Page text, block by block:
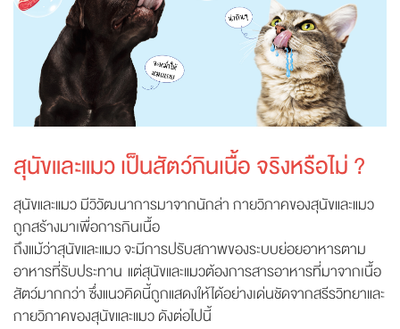
สุนัขและแมว เป็นสัตว์กินเนื้อ จริงหรือไม่ ?
สุนัขและแมว มีวิวัฒนาการมาจากนักล่า กายวิภาคของสุนัขและแมว
ถูกสร้างมาเพื่อการกินเนื้อ
ถึงแม้ว่าสุนัขและแมว จะมีการปรับสภาพของระบบย่อยอาหารตาม
อาหารที่รับประทาน แต่สุนัขและแมวต้องการสารอาหารที่มาจากเนื้อ
สัตว์มากกว่า ซึ่งแนวคิดนี้ถูกแสดงให้ได้อย่างเด่นชัดจากสรีรวิทยาและ
กายวิภาคของสุนัขและแมว ดังต่อไปนี้